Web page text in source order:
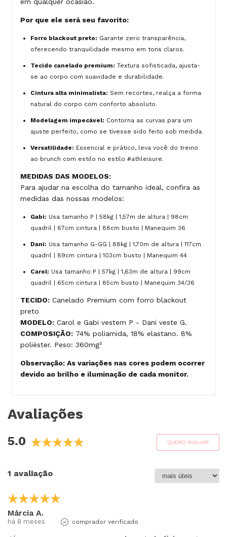
Por que ele será seu favorito:
Forro blackout preto: Garante zero transparência,
oferecendo tranquilidade mesmo em tons claros.
Tecido canelado premium: Textura sofisticada, ajusta-
se ao corpo com suavidade e durabilidade.
Cintura alta minimalista: Sem recortes, realça a forma
natural do corpo com conforto absoluto.
Modelagem impecável: Contorna as curvas para um
ajuste perfeito, como se tivesse sido feito sob medida.
Versatilidade: Essencial e prático, leva você do treino
ao brunch com estilo no estilo #athleisure.
MEDIDAS DAS MODELOS:
Para ajudar na escolha do tamanho ideal, confira as
medidas das nossas modelos:
Gabi: Usa tamanho P | 58kg | 1,57m de altura | 98cm
quadril | 67cm cintura | 88cm busto | Manequim 36
Dani: Usa tamanho G-GG | 88kg | 1,70m de altura | 117cm
quadril | 89cm cintura | 103cm busto | Manequim 44
Carol: Usa tamanho P | 57kg | 1,63m de altura | 99cm
quadril | 65cm cintura | 85cm busto | Manequim 34/36
TECIDO: Canelado Premium com forro blackout
preto
MODELO: Carol e Gabi vestem P - Dani veste G.
COMPOSIÇÃO: 74% poliamida, 18% elastano. 8%
poliéster. Peso: 360mg²
Observação: As variações nas cores podem ocorrer
devido ao brilho e iluminação de cada monitor.
Avaliações
5.0 QUERO AVALIAR
1 avaliação
Márcia A.
há 8 meses comprador verificado